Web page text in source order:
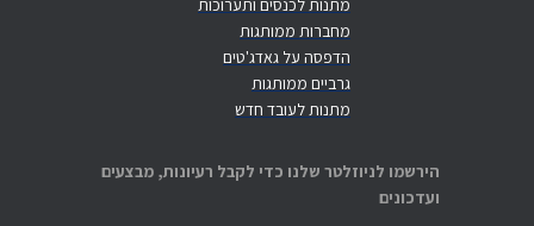
מתנות לכנסים ותערוכות
מחברות ממותגות
הדפסה על גאדג'טים
גרביים ממותגות
מתנות לעובד חדש
הירשמו לניוזלטר שלנו כדי לקבל רעיונות, מבצעים
ועדכונים